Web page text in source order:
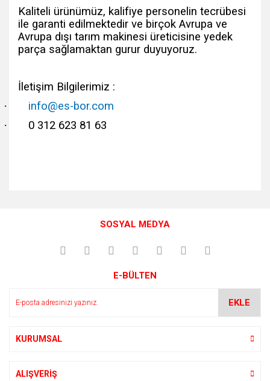
Kaliteli ürünümüz, kalifiye personelin tecrübesi
ile garanti edilmektedir ve birçok Avrupa ve
Avrupa dışı tarım makinesi üreticisine yedek
parça sağlamaktan gurur duyuyoruz.
İletişim Bilgilerimiz :
· info@es-bor.com
· 0 312 623 81 63
Yorum Yaz
Görüş ve önerileriniz için teşekkür ederiz.
Ürün açıklamasında eksik bilgiler bulunuyor.
SOSYAL MEDYA
E-BÜLTEN
EKLE
KURUMSAL
ALIŞVERİŞ